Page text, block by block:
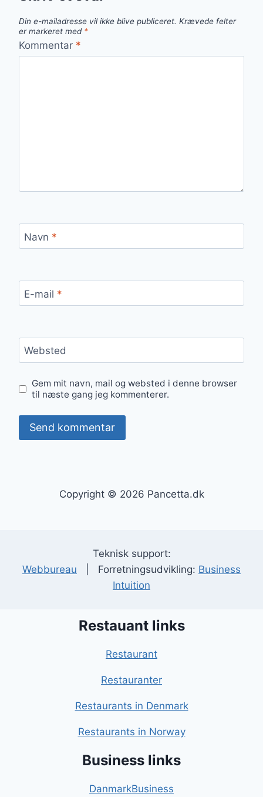
Din e-mailadresse vil ikke blive publiceret. Krævede felter
er markeret med *
Kommentar *
Navn *
E-mail *
Websted
Gem mit navn, mail og websted i denne browser
til næste gang jeg kommenterer.
Copyright © 2026 Pancetta.dk
Teknisk support:
Webbureau | Forretningsudvikling: Business
Intuition
Restauant links
Restaurant
Restauranter
Restaurants in Denmark
Restaurants in Norway
Business links
DanmarkBusiness